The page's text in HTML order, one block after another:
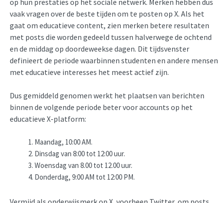
op hun prestaties op het sociale netwerk. Merken hebben dus
vaak vragen over de beste tijden om te posten op X. Als het
gaat om educatieve content, zien merken betere resultaten
met posts die worden gedeeld tussen halverwege de ochtend
en de middag op doordeweekse dagen. Dit tijdsvenster
definieert de periode waarbinnen studenten en andere mensen
met educatieve interesses het meest actief zijn.
Dus gemiddeld genomen werkt het plaatsen van berichten
binnen de volgende periode beter voor accounts op het
educatieve X-platform:
Maandag, 10:00 AM.
Dinsdag van 8:00 tot 12:00 uur.
Woensdag van 8.00 tot 12.00 uur.
Donderdag, 9:00 AM tot 12:00 PM.